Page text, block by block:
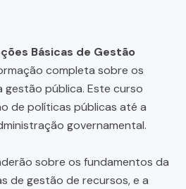
Básicas de Gestão
completa sobre os
pública. Este curso
de políticas públicas até a
governamental.
sobre os fundamentos da
de gestão de recursos, e a